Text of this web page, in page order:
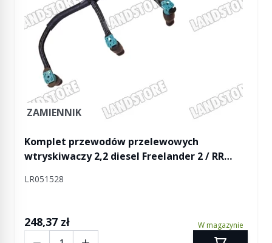
ZAMIENNIK
Komplet przewodów przelewowych
wtryskiwaczy 2,2 diesel Freelander 2 / RR
LR051528
248,37 zł W magazynie